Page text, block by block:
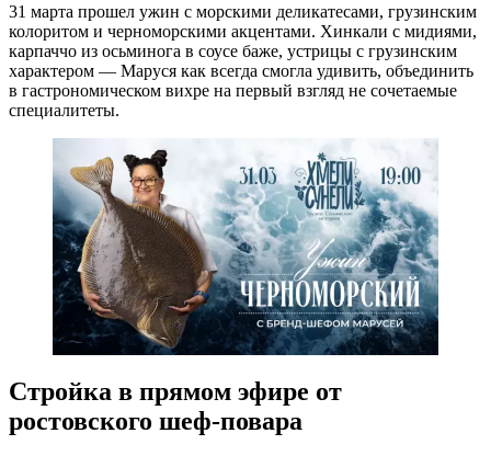
31 марта прошел ужин с морскими деликатесами, грузинским
колоритом и черноморскими акцентами. Хинкали с мидиями,
карпаччо из осьминога в соусе баже, устрицы с грузинским
характером — Маруся как всегда смогла удивить, объединить
в гастрономическом вихре на первый взгляд не сочетаемые
специалитеты.
Стройка в прямом эфире от
ростовского шеф-повара